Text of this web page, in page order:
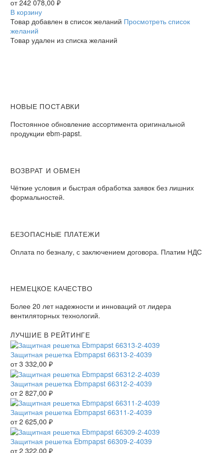
/
R3G560AH0203
радиальный
EC
от242 078,00 ₽
В корзину
Товар добавлен в список желаний Просмотреть список
желаний
Товар удален из списка желаний
НОВЫЕ ПОСТАВКИ
Постоянное обновление ассортимента оригинальной
продукции ebm-papst.
ВОЗВРАТ И ОБМЕН
Чёткие условия и быстрая обработка заявок без лишних
формальностей.
БЕЗОПАСНЫЕ ПЛАТЕЖИ
Оплата по безналу, с заключением договора. Платим НДС
НЕМЕЦКОЕ КАЧЕСТВО
Более 20 лет надежности и инноваций от лидера
вентиляторных технологий.
ЛУЧШИЕ В РЕЙТИНГЕ
Защитная решетка Ebmpapst 66313-2-4039
от3 332,00 ₽
Защитная решетка Ebmpapst 66312-2-4039
от2 827,00 ₽
Защитная решетка Ebmpapst 66311-2-4039
от2 625,00 ₽
Защитная решетка Ebmpapst 66309-2-4039
от2 322,00 ₽